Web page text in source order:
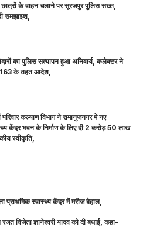
के वाहन चलाने पर सूरजपुर पुलिस सख्त,
समझाइश,
का पुलिस सत्यापन हुआ अनिवार्य, कलेक्टर ने
163 के तहत आदेश,
कल्याण विभाग ने रामानुजनगर में नए
केंद्र भवन के निर्माण के लिए दी 2 करोड़ 50 लाख
स्वीकृति,
प्राथमिक स्वास्थ्य केंद्र में मरीज बेहाल,
विजेता ज्ञानेश्वरी यादव को दी बधाई, कहा-